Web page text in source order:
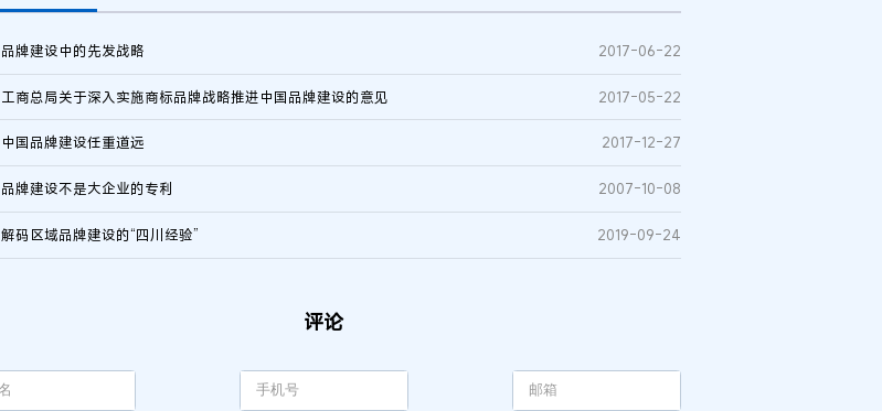
品牌建设中的先发战略 2017-06-22
工商总局关于深入实施商标品牌战略推进中国品牌建设的意见 2017-05-22
中国品牌建设任重道远 2017-12-27
品牌建设不是大企业的专利 2007-10-08
解码区域品牌建设的“四川经验” 2019-09-24
评论